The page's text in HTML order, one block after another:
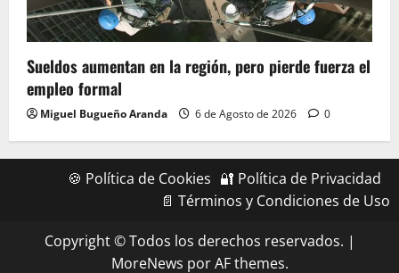
Sueldos aumentan en la región, pero pierde fuerza el
empleo formal
Miguel Bugueño Aranda 6 de Agosto de 2026 0
🍪 Política de Cookies 🔐 Política de Privacidad
📄 Términos y Condiciones de Uso
Copyright © Todos los derechos reservados. |
MoreNews por AF themes.